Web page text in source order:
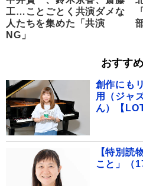
工…ことごとく共演ダメな
人たちを集めた「共演
NG」
おすすめ
創作にも
用（ジャ
ん）【
【特別読
こと」（